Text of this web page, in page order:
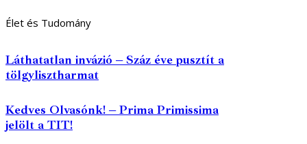
Élet és Tudomány
Láthatatlan invázió – Száz éve pusztít a
tölgylisztharmat
Kedves Olvasónk! – Prima Primissima
jelölt a TIT!